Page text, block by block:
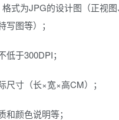
式为JPG的设计图（正视
图等）；
于300DPI；
寸（长×宽×高CM）；
颜色说明等；